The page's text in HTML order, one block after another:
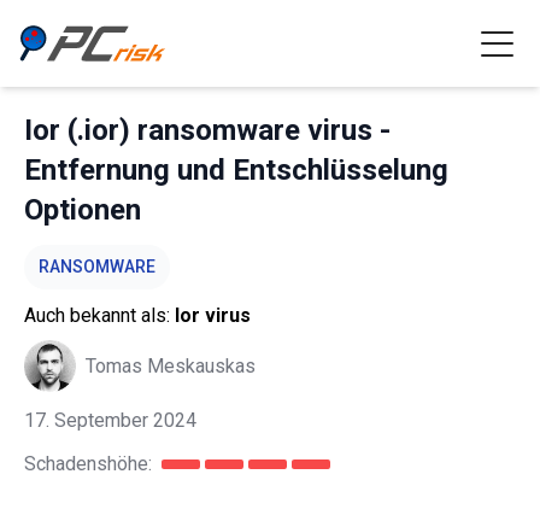
Ior (.ior) ransomware virus -
Entfernung und Entschlüsselung
Optionen
RANSOMWARE
Auch bekannt als: Ior virus
Tomas Meskauskas
17. September 2024
Schadenshöhe: